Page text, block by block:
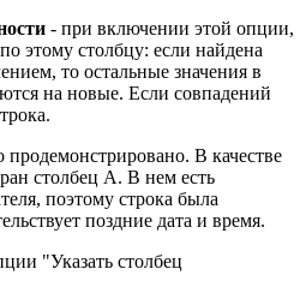
- при включении этой опции,
этому столбцу: если найдена
то остальные значения в
на новые. Если совпадений
В качестве
столбец А. В нем есть
поэтому строка была
поздние дата и время.